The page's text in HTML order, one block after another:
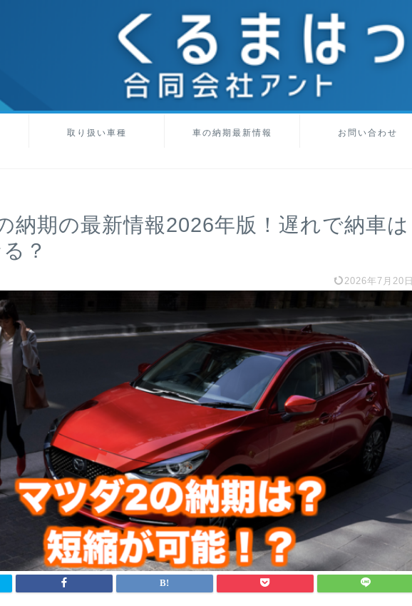
取り扱い車種 車の納期最新情報 お問い合わせ
納期の最新情報2026年版！遅れで納車は
？
2026年7月20日